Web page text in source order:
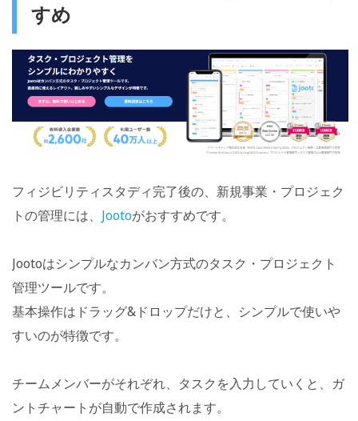
すめ
フィジビリティスタディ完了後の、新規事業・プロジェク
トの管理には、 Jootoがおすすめです。
Jootoはシンプルなカンバン方式のタスク・プロジェクト
管理ツールです。
基本操作はドラッグ&ドロップだけと、シンプルで使いや
すいのが特徴です。
チームメンバーがそれぞれ、タスクを入力していくと、ガ
ントチャートが自動で作成されます。